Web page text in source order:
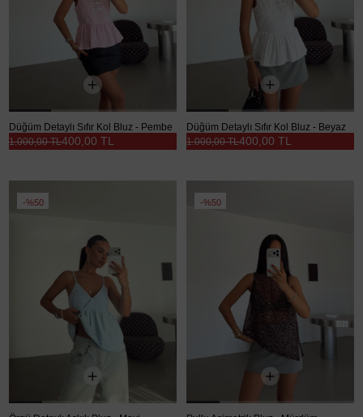
Düğüm Detaylı Sıfır Kol Bluz - Pembe
400,00 TL
1.000,00 TL
Düğüm Detaylı Sıfır Kol Bluz - Beyaz
400,00 TL
1.000,00 TL
%50 %50